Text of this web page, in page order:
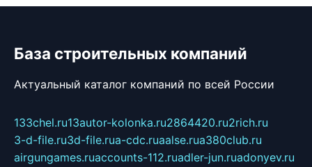
База строительных компаний
Актуальный каталог компаний по всей России
133chel.ru13autor-kolonka.ru2864420.ru2rich.ru
3-d-file.ru3d-file.rua-cdc.ruaalse.rua380club.ru
airgungames.ruaccounts-112.ruadler-jun.ruadonyev.ru